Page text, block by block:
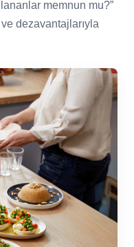
memnun mu?”
ve dezavantajlarıyla